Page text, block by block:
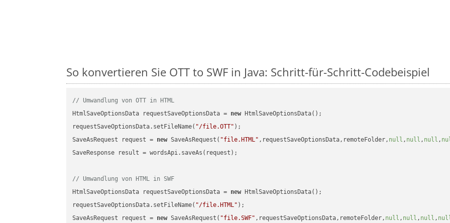
So konvertieren Sie OTT to SWF in Java: Schritt-für-Schritt-Codebeispiel
// Umwandlung von OTT in HTML
HtmlSaveOptionsData requestSaveOptionsData = new HtmlSaveOptionsData();
requestSaveOptionsData.setFileName( "/file.OTT" );
SaveAsRequest request = new SaveAsRequest( "file.HTML" ,requestSaveOptionsData,remoteFolder, null , null , null ,
SaveResponse result = wordsApi.saveAs(request);
// Umwandlung von HTML in SWF
HtmlSaveOptionsData requestSaveOptionsData = new HtmlSaveOptionsData();
requestSaveOptionsData.setFileName( "/file.HTML" );
SaveAsRequest request = new SaveAsRequest( "file.SWF" ,requestSaveOptionsData,remoteFolder, null , null , null ,